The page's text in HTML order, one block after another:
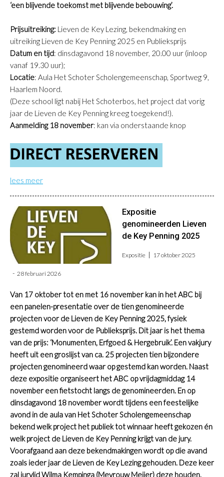
‘een blijvende toekomst met blijvende bebouwing’.
Prijsuitreiking: Lieven de Key Lezing, bekendmaking en
uitreiking Lieven de Key Penning 2025 en Publieksprijs
Datum en tijd: dinsdagavond 18 november, 20.00 uur (inloop
vanaf 19.30 uur);
Locatie: Aula Het Schoter Scholengemeenschap, Sportweg 9,
Haarlem Noord.
(Deze school ligt nabij Het Schoterbos, het project dat vorig
jaar de Lieven de Key Penning kreeg toegekend!).
Aanmelding 18 november: kan via onderstaande knop
lees meer
Expositie
genomineerden Lieven
de Key Penning 2025
Expositie 17 oktober 2025
28 februari 2026
Van 17 oktober tot en met 16 november kan in het ABC bij
een panelen-presentatie over de tien genomineerde
projecten voor de Lieven de Key Penning 2025, fysiek
gestemd worden voor de Publieksprijs. Dit jaar is het thema
van de prijs: ‘Monumenten, Erfgoed & Hergebruik’. Een vakjury
heeft uit een groslijst van ca. 25 projecten tien bijzondere
projecten genomineerd waar op gestemd kan worden. Naast
deze expositie organiseert het ABC op vrijdagmiddag 14
november een fietstocht langs de genomineerden. En op
dinsdagavond 18 november wordt tijdens een feestelijke
avond in de aula van Het Schoter Scholengemeenschap
bekend welk project het publiek tot winnaar heeft gekozen én
welk project de Lieven de Key Penning krijgt van de jury.
Voorafgaand aan deze bekendmakingen wordt op die avand
zoals ieder jaar de Lieven de Key Lezing gehouden. Deze keer
zal jurylid Wilma Kempinga (Mevrouw Meijer) deze houden.